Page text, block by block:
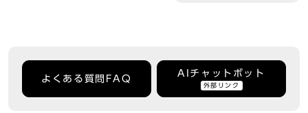
よくある質問FAQ
AIチャットボット
外部リンク